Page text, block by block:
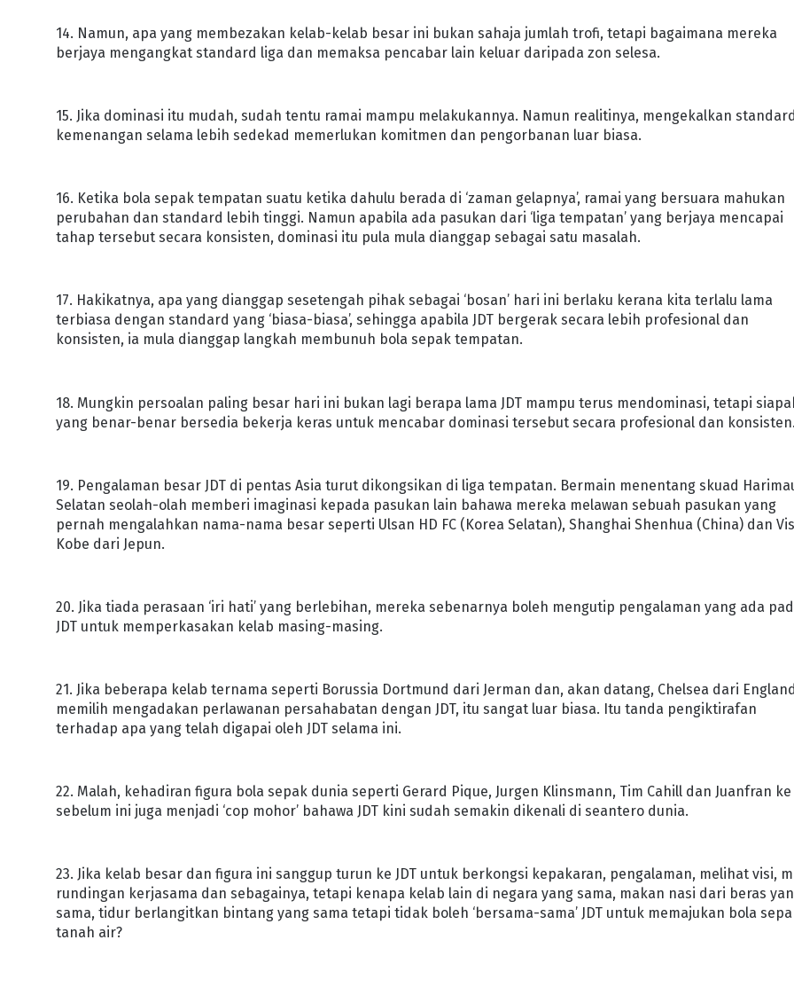
14. Namun, apa yang membezakan kelab-kelab besar ini bukan sahaja jumlah trofi, tetapi bagaimana mereka
berjaya mengangkat standard liga dan memaksa pencabar lain keluar daripada zon selesa.
15. Jika dominasi itu mudah, sudah tentu ramai mampu melakukannya. Namun realitinya, mengekalkan
kemenangan selama lebih sedekad memerlukan komitmen dan pengorbanan luar biasa.
16. Ketika bola sepak tempatan suatu ketika dahulu berada di ‘zaman gelapnya’, ramai yang bersuara mahukan
perubahan dan standard lebih tinggi. Namun apabila ada pasukan dari ‘liga tempatan’ yang berjaya mencapai
tahap tersebut secara konsisten, dominasi itu pula mula dianggap sebagai satu masalah.
17. Hakikatnya, apa yang dianggap sesetengah pihak sebagai ‘bosan’ hari ini berlaku kerana kita terlalu lama
terbiasa dengan standard yang ‘biasa-biasa’, sehingga apabila JDT bergerak secara lebih profesional dan
konsisten, ia mula dianggap langkah membunuh bola sepak tempatan.
18. Mungkin persoalan paling besar hari ini bukan lagi berapa lama JDT mampu terus mendominasi, tetapi
yang benar-benar bersedia bekerja keras untuk mencabar dominasi tersebut secara profesional dan
19. Pengalaman besar JDT di pentas Asia turut dikongsikan di liga tempatan. Bermain menentang skuad
Selatan seolah-olah memberi imaginasi kepada pasukan lain bahawa mereka melawan sebuah pasukan yang
pernah mengalahkan nama-nama besar seperti Ulsan HD FC (Korea Selatan), Shanghai Shenhua (China) dan
Kobe dari Jepun.
20. Jika tiada perasaan ‘iri hati’ yang berlebihan, mereka sebenarnya boleh mengutip pengalaman yang ada
JDT untuk memperkasakan kelab masing-masing.
21. Jika beberapa kelab ternama seperti Borussia Dortmund dari Jerman dan, akan datang, Chelsea dari
memilih mengadakan perlawanan persahabatan dengan JDT, itu sangat luar biasa. Itu tanda pengiktirafan
terhadap apa yang telah digapai oleh JDT selama ini.
22. Malah, kehadiran figura bola sepak dunia seperti Gerard Pique, Jurgen Klinsmann, Tim Cahill dan Juanfran ke
sebelum ini juga menjadi ‘cop mohor’ bahawa JDT kini sudah semakin dikenali di seantero dunia.
23. Jika kelab besar dan figura ini sanggup turun ke JDT untuk berkongsi kepakaran, pengalaman, melihat visi,
rundingan kerjasama dan sebagainya, tetapi kenapa kelab lain di negara yang sama, makan nasi dari beras
sama, tidur berlangitkan bintang yang sama tetapi tidak boleh ‘bersama-sama’ JDT untuk memajukan bola
tanah air?